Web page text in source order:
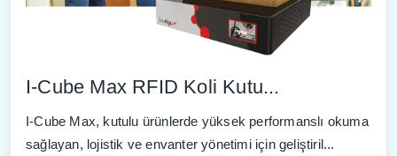
I-Cube Max RFID Koli Kutu...
I-Cube Max, kutulu ürünlerde yüksek performanslı okuma
sağlayan, lojistik ve envanter yönetimi için geliştiril...